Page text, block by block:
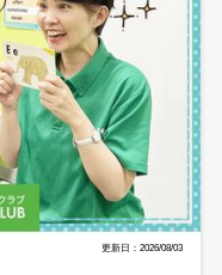
更新日：2026/08/03